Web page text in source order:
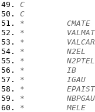
C                   1
C
*         CMATE =
*         VALMAT=
*         VALCAR=
*         N2EL  =
*         N2PTEL=
*         IB    =
*         IGAU  =
*         EPAIST=
*         NBPGAU=
*         MELE  =